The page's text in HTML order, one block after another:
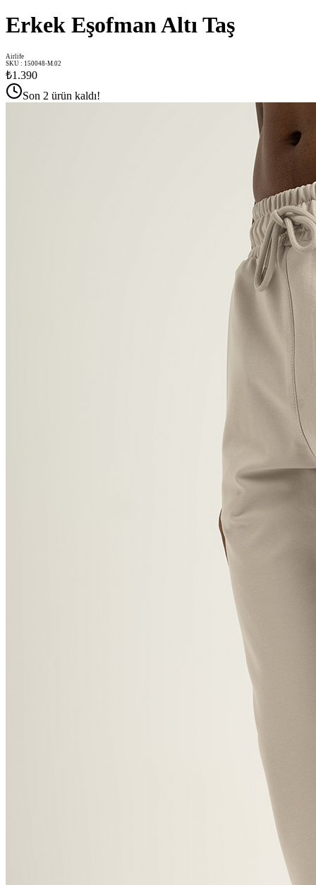
Erkek Eşofman Altı Taş
Airlife
SKU : 150048-M.02
₺1.390
Son 2 ürün kaldı!